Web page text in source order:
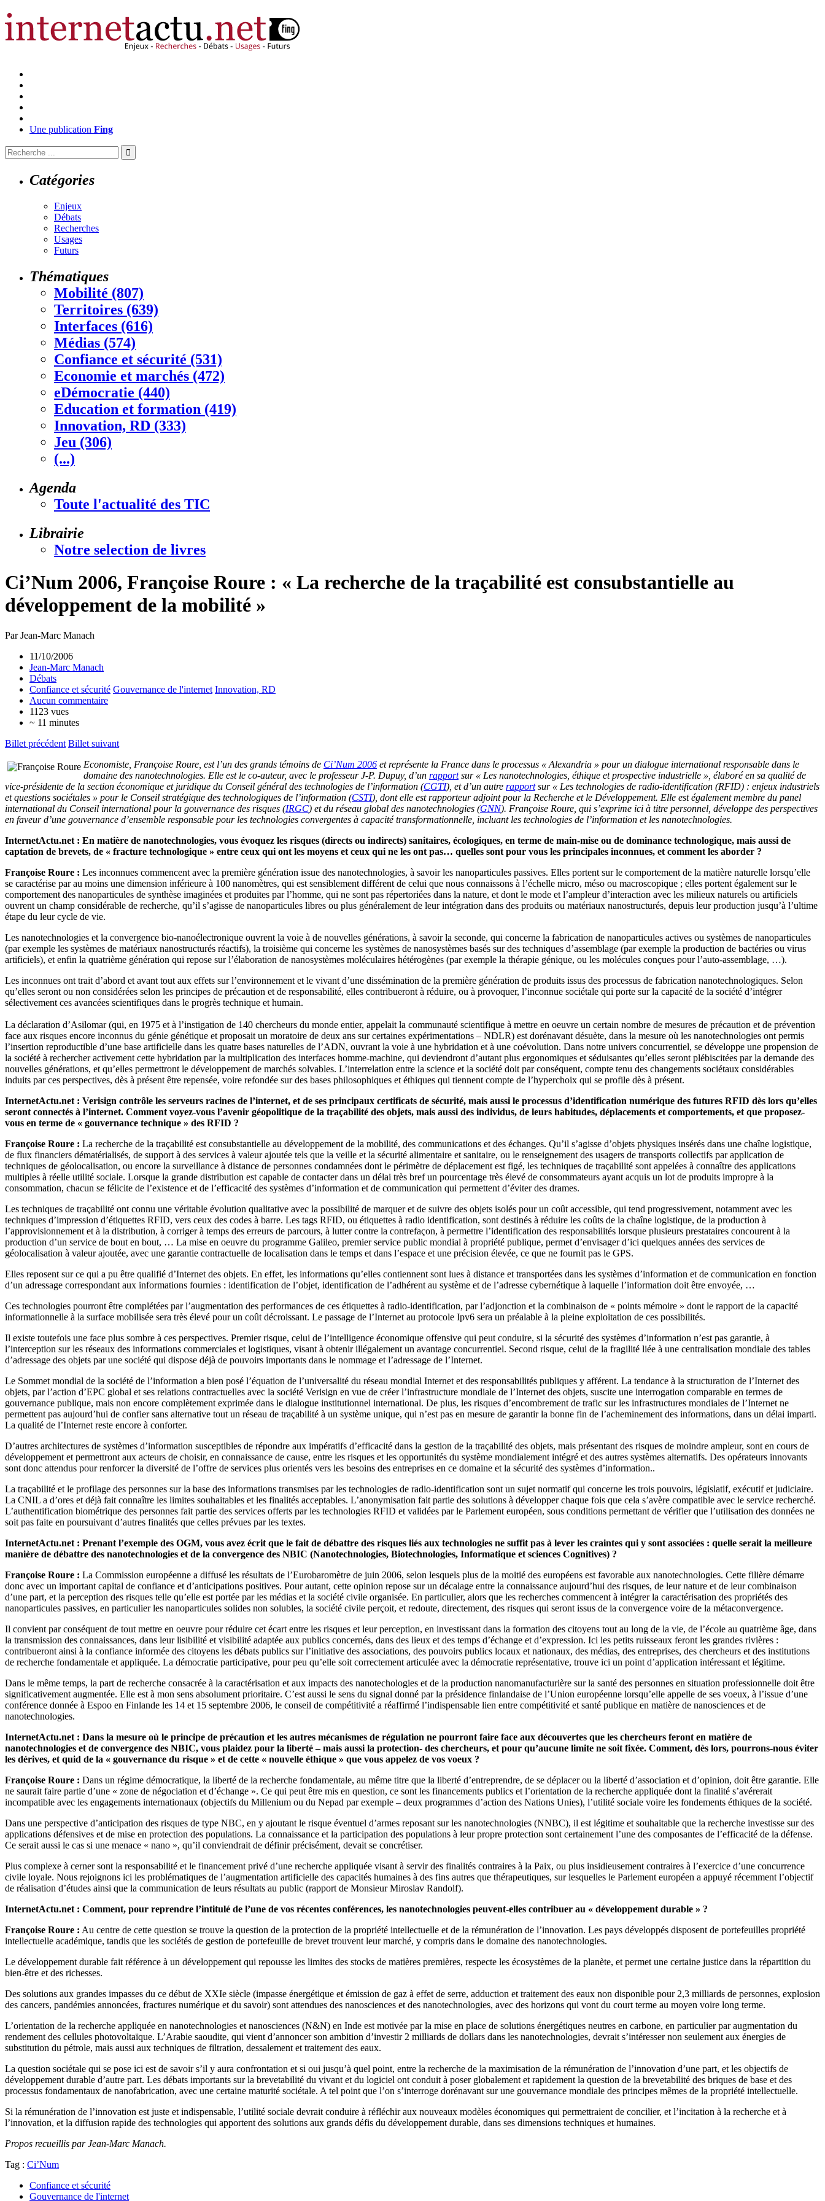
Une publication Fing
Catégories
Enjeux
Débats
Recherches
Usages
Futurs
Thématiques
Mobilité (807)
Territoires (639)
Interfaces (616)
Médias (574)
Confiance et sécurité (531)
Economie et marchés (472)
eDémocratie (440)
Education et formation (419)
Innovation, RD (333)
Jeu (306)
(...)
Agenda
Toute l'actualité des TIC
Librairie
Notre selection de livres
Ci’Num 2006, Françoise Roure : « La recherche de la traçabilité est consubstantielle au
développement de la mobilité »
Par Jean-Marc Manach
11/10/2006
Jean-Marc Manach
Débats
Confiance et sécurité Gouvernance de l'internet Innovation, RD
Aucun commentaire
1123 vues
~ 11 minutes
Billet précédent Billet suivant
Economiste, Françoise Roure, est l’un des grands témoins de Ci’Num 2006 et représente la France dans le processus « Alexandria » pour un dialogue international responsable dans le
domaine des nanotechnologies. Elle est le co-auteur, avec le professeur J-P. Dupuy, d’un rapportsur « Les nanotechnologies, éthique et prospective industrielle », élaboré en sa qualité de
vice-présidente de la section économique et juridique du Conseil général des technologies de l’information (CGTI), et d’un autre rapportsur « Les technologies de radio-identification (RFID) : enjeux industriels
et questions sociétales » pour le Conseil stratégique des technologiques de l’information (CSTI), dont elle est rapporteur adjoint pour la Recherche et le Développement. Elle est également membre du panel
international du Conseil international pour la gouvernance des risques (IRGC) et du réseau global des nanotechnologies (GNN). Françoise Roure, qui s’exprime ici à titre personnel, développe des perspectives
en faveur d’une gouvernance d’ensemble responsable pour les technologies convergentes à capacité transformationnelle, incluant les technologies de l’information et les nanotechnologies.
InternetActu.net : En matière de nanotechnologies, vous évoquez les risques (directs ou indirects) sanitaires, écologiques, en terme de main-mise ou de dominance technologique, mais aussi de
captation de brevets, de « fracture technologique » entre ceux qui ont les moyens et ceux qui ne les ont pas… quelles sont pour vous les principales inconnues, et comment les aborder ?
Françoise Roure : Les inconnues commencent avec la première génération issue des nanotechnologies, à savoir les nanoparticules passives. Elles portent sur le comportement de la matière naturelle lorsqu’elle
se caractérise par au moins une dimension inférieure à 100 nanomètres, qui est sensiblement différent de celui que nous connaissons à l’échelle micro, méso ou macroscopique ; elles portent également sur le
comportement des nanoparticules de synthèse imaginées et produites par l’homme, qui ne sont pas répertoriées dans la nature, et dont le mode et l’ampleur d’interaction avec les milieux naturels ou artificiels
ouvrent un champ considérable de recherche, qu’il s’agisse de nanoparticules libres ou plus généralement de leur intégration dans des produits ou matériaux nanostructurés, depuis leur production jusqu’à l’ultime
étape du leur cycle de vie.
Les nanotechnologies et la convergence bio-nanoélectronique ouvrent la voie à de nouvelles générations, à savoir la seconde, qui concerne la fabrication de nanoparticules actives ou systèmes de nanoparticules
(par exemple les systèmes de matériaux nanostructurés réactifs), la troisième qui concerne les systèmes de nanosystèmes basés sur des techniques d’assemblage (par exemple la production de bactéries ou virus
artificiels), et enfin la quatrième génération qui repose sur l’élaboration de nanosystèmes moléculaires hétérogènes (par exemple la thérapie génique, ou les molécules conçues pour l’auto-assemblage, …).
Les inconnues ont trait d’abord et avant tout aux effets sur l’environnement et le vivant d’une dissémination de la première génération de produits issus des processus de fabrication nanotechnologiques. Selon
qu’elles seront ou non considérées selon les principes de précaution et de responsabilité, elles contribueront à réduire, ou à provoquer, l’inconnue sociétale qui porte sur la capacité de la société d’intégrer
sélectivement ces avancées scientifiques dans le progrès technique et humain.
La déclaration d’Asilomar (qui, en 1975 et à l’instigation de 140 chercheurs du monde entier, appelait la communauté scientifique à mettre en oeuvre un certain nombre de mesures de précaution et de prévention
face aux risques encore inconnus du génie génétique et proposait un moratoire de deux ans sur certaines expérimentations – NDLR) est dorénavant désuète, dans la mesure où les nanotechnologies ont permis
l’insertion reproductible d’une base artificielle dans les quatre bases naturelles de l’ADN, ouvrant la voie à une hybridation et à une coévolution. Dans notre univers concurrentiel, se développe une propension de
la société à rechercher activement cette hybridation par la multiplication des interfaces homme-machine, qui deviendront d’autant plus ergonomiques et séduisantes qu’elles seront plébiscitées par la demande des
nouvelles générations, et qu’elles permettront le développement de marchés solvables. L’interrelation entre la science et la société doit par conséquent, compte tenu des changements sociétaux considérables
induits par ces perspectives, dès à présent être repensée, voire refondée sur des bases philosophiques et éthiques qui tiennent compte de l’hyperchoix qui se profile dès à présent.
InternetActu.net : Verisign contrôle les serveurs racines de l’internet, et de ses principaux certificats de sécurité, mais aussi le processus d’identification numérique des futures RFID dès lors qu’elles
seront connectés à l’internet. Comment voyez-vous l’avenir géopolitique de la traçabilité des objets, mais aussi des individus, de leurs habitudes, déplacements et comportements, et que proposez-
vous en terme de « gouvernance technique » des RFID ?
Françoise Roure : La recherche de la traçabilité est consubstantielle au développement de la mobilité, des communications et des échanges. Qu’il s’agisse d’objets physiques insérés dans une chaîne logistique,
de flux financiers dématérialisés, de support à des services à valeur ajoutée tels que la veille et la sécurité alimentaire et sanitaire, ou le renseignement des usagers de transports collectifs par application de
techniques de géolocalisation, ou encore la surveillance à distance de personnes condamnées dont le périmètre de déplacement est figé, les techniques de traçabilité sont appelées à connaître des applications
multiples à réelle utilité sociale. Lorsque la grande distribution est capable de contacter dans un délai très bref un pourcentage très élevé de consommateurs ayant acquis un lot de produits impropre à la
consommation, chacun se félicite de l’existence et de l’efficacité des systèmes d’information et de communication qui permettent d’éviter des drames.
Les techniques de traçabilité ont connu une véritable évolution qualitative avec la possibilité de marquer et de suivre des objets isolés pour un coût accessible, qui tend progressivement, notamment avec les
techniques d’impression d’étiquettes RFID, vers ceux des codes à barre. Les tags RFID, ou étiquettes à radio identification, sont destinés à réduire les coûts de la chaîne logistique, de la production à
l’approvisionnement et à la distribution, à corriger à temps des erreurs de parcours, à lutter contre la contrefaçon, à permettre l’identification des responsabilités lorsque plusieurs prestataires concourent à la
production d’un service de bout en bout, … La mise en oeuvre du programme Galileo, premier service public mondial à propriété publique, permet d’envisager d’ici quelques années des services de
géolocalisation à valeur ajoutée, avec une garantie contractuelle de localisation dans le temps et dans l’espace et une précision élevée, ce que ne fournit pas le GPS.
Elles reposent sur ce qui a pu être qualifié d’Internet des objets. En effet, les informations qu’elles contiennent sont lues à distance et transportées dans les systèmes d’information et de communication en fonction
d’un adressage correspondant aux informations fournies : identification de l’objet, identification de l’adhérent au système et de l’adresse cybernétique à laquelle l’information doit être envoyée, …
Ces technologies pourront être complétées par l’augmentation des performances de ces étiquettes à radio-identification, par l’adjonction et la combinaison de « points mémoire » dont le rapport de la capacité
informationnelle à la surface mobilisée sera très élevé pour un coût décroissant. Le passage de l’Internet au protocole Ipv6 sera un préalable à la pleine exploitation de ces possibilités.
Il existe toutefois une face plus sombre à ces perspectives. Premier risque, celui de l’intelligence économique offensive qui peut conduire, si la sécurité des systèmes d’information n’est pas garantie, à
l’interception sur les réseaux des informations commerciales et logistiques, visant à obtenir illégalement un avantage concurrentiel. Second risque, celui de la fragilité liée à une centralisation mondiale des tables
d’adressage des objets par une société qui dispose déjà de pouvoirs importants dans le nommage et l’adressage de l’Internet.
Le Sommet mondial de la société de l’information a bien posé l’équation de l’universalité du réseau mondial Internet et des responsabilités publiques y afférent. La tendance à la structuration de l’Internet des
objets, par l’action d’EPC global et ses relations contractuelles avec la société Verisign en vue de créer l’infrastructure mondiale de l’Internet des objets, suscite une interrogation comparable en termes de
gouvernance publique, mais non encore complètement exprimée dans le dialogue institutionnel international. De plus, les risques d’encombrement de trafic sur les infrastructures mondiales de l’Internet ne
permettent pas aujourd’hui de confier sans alternative tout un réseau de traçabilité à un système unique, qui n’est pas en mesure de garantir la bonne fin de l’acheminement des informations, dans un délai imparti.
La qualité de l’Internet reste encore à conforter.
D’autres architectures de systèmes d’information susceptibles de répondre aux impératifs d’efficacité dans la gestion de la traçabilité des objets, mais présentant des risques de moindre ampleur, sont en cours de
développement et permettront aux acteurs de choisir, en connaissance de cause, entre les risques et les opportunités du système mondialement intégré et des autres systèmes alternatifs. Des opérateurs innovants
sont donc attendus pour renforcer la diversité de l’offre de services plus orientés vers les besoins des entreprises en ce domaine et la sécurité des systèmes d’information..
La traçabilité et le profilage des personnes sur la base des informations transmises par les technologies de radio-identification sont un sujet normatif qui concerne les trois pouvoirs, législatif, exécutif et judiciaire.
La CNIL a d’ores et déjà fait connaître les limites souhaitables et les finalités acceptables. L’anonymisation fait partie des solutions à développer chaque fois que cela s’avère compatible avec le service recherché.
L’authentification biométrique des personnes fait partie des services offerts par les technologies RFID et validées par le Parlement européen, sous conditions permettant de vérifier que l’utilisation des données ne
soit pas faite en poursuivant d’autres finalités que celles prévues par les textes.
InternetActu.net : Prenant l’exemple des OGM, vous avez écrit que le fait de débattre des risques liés aux technologies ne suffit pas à lever les craintes qui y sont associées : quelle serait la meilleure
manière de débattre des nanotechnologies et de la convergence des NBIC (Nanotechnologies, Biotechnologies, Informatique et sciences Cognitives) ?
Françoise Roure : La Commission européenne a diffusé les résultats de l’Eurobaromètre de juin 2006, selon lesquels plus de la moitié des européens est favorable aux nanotechnologies. Cette filière démarre
donc avec un important capital de confiance et d’anticipations positives. Pour autant, cette opinion repose sur un décalage entre la connaissance aujourd’hui des risques, de leur nature et de leur combinaison
d’une part, et la perception des risques telle qu’elle est portée par les médias et la société civile organisée. En particulier, alors que les recherches commencent à intégrer la caractérisation des propriétés des
nanoparticules passives, en particulier les nanoparticules solides non solubles, la société civile perçoit, et redoute, directement, des risques qui seront issus de la convergence voire de la métaconvergence.
Il convient par conséquent de tout mettre en oeuvre pour réduire cet écart entre les risques et leur perception, en investissant dans la formation des citoyens tout au long de la vie, de l’école au quatrième âge, dans
la transmission des connaissances, dans leur lisibilité et visibilité adaptée aux publics concernés, dans des lieux et des temps d’échange et d’expression. Ici les petits ruisseaux feront les grandes rivières :
contribueront ainsi à la confiance informée des citoyens les débats publics sur l’initiative des associations, des pouvoirs publics locaux et nationaux, des médias, des entreprises, des chercheurs et des institutions
de recherche fondamentale et appliquée. La démocratie participative, pour peu qu’elle soit correctement articulée avec la démocratie représentative, trouve ici un point d’application intéressant et légitime.
Dans le même temps, la part de recherche consacrée à la caractérisation et aux impacts des nanotechologies et de la production nanomanufacturière sur la santé des personnes en situation professionnelle doit être
significativement augmentée. Elle est à mon sens absolument prioritaire. C’est aussi le sens du signal donné par la présidence finlandaise de l’Union européenne lorsqu’elle appelle de ses voeux, à l’issue d’une
conférence donnée à Espoo en Finlande les 14 et 15 septembre 2006, le conseil de compétitivité a réaffirmé l’indispensable lien entre compétitivité et santé publique en matière de nanosciences et de
nanotechnologies.
InternetActu.net : Dans la mesure où le principe de précaution et les autres mécanismes de régulation ne pourront faire face aux découvertes que les chercheurs feront en matière de
nanotechnologies et de convergence des NBIC, vous plaidez pour la liberté – mais aussi la protection- des chercheurs, et pour qu’aucune limite ne soit fixée. Comment, dès lors, pourrons-nous éviter
les dérives, et quid de la « gouvernance du risque » et de cette « nouvelle éthique » que vous appelez de vos voeux ?
Françoise Roure : Dans un régime démocratique, la liberté de la recherche fondamentale, au même titre que la liberté d’entreprendre, de se déplacer ou la liberté d’association et d’opinion, doit être garantie. Elle
ne saurait faire partie d’une « zone de négociation et d’échange ». Ce qui peut être mis en question, ce sont les financements publics et l’orientation de la recherche appliquée dont la finalité s’avérerait
incompatible avec les engagements internationaux (objectifs du Millenium ou du Nepad par exemple – deux programmes d’action des Nations Unies), l’utilité sociale voire les fondements éthiques de la société.
Dans une perspective d’anticipation des risques de type NBC, en y ajoutant le risque éventuel d’armes reposant sur les nanotechnologies (NNBC), il est légitime et souhaitable que la recherche investisse sur des
applications défensives et de mise en protection des populations. La connaissance et la participation des populations à leur propre protection sont certainement l’une des composantes de l’efficacité de la défense.
Ce serait aussi le cas si une menace « nano », qu’il conviendrait de définir précisément, devait se concrétiser.
Plus complexe à cerner sont la responsabilité et le financement privé d’une recherche appliquée visant à servir des finalités contraires à la Paix, ou plus insidieusement contraires à l’exercice d’une concurrence
civile loyale. Nous rejoignons ici les problématiques de l’augmentation artificielle des capacités humaines à des fins autres que thérapeutiques, sur lesquelles le Parlement européen a appuyé récemment l’objectif
de réalisation d’études ainsi que la communication de leurs résultats au public (rapport de Monsieur Miroslav Randolf).
InternetActu.net : Comment, pour reprendre l’intitulé de l’une de vos récentes conférences, les nanotechnologies peuvent-elles contribuer au « développement durable » ?
Françoise Roure : Au centre de cette question se trouve la question de la protection de la propriété intellectuelle et de la rémunération de l’innovation. Les pays développés disposent de portefeuilles propriété
intellectuelle académique, tandis que les sociétés de gestion de portefeuille de brevet trouvent leur marché, y compris dans le domaine des nanotechnologies.
Le développement durable fait référence à un développement qui repousse les limites des stocks de matières premières, respecte les écosystèmes de la planète, et permet une certaine justice dans la répartition du
bien-être et des richesses.
Des solutions aux grandes impasses du ce début de XXIe siècle (impasse énergétique et émission de gaz à effet de serre, adduction et traitement des eaux non disponible pour 2,3 milliards de personnes, explosion
des cancers, pandémies annoncées, fractures numérique et du savoir) sont attendues des nanosciences et des nanotechnologies, avec des horizons qui vont du court terme au moyen voire long terme.
L’orientation de la recherche appliquée en nanotechnologies et nanosciences (N&N) en Inde est motivée par la mise en place de solutions énergétiques neutres en carbone, en particulier par augmentation du
rendement des cellules photovoltaïque. L’Arabie saoudite, qui vient d’annoncer son ambition d’investir 2 milliards de dollars dans les nanotechnologies, devrait s’intéresser non seulement aux énergies de
substitution du pétrole, mais aussi aux techniques de filtration, dessalement et traitement des eaux.
La question sociétale qui se pose ici est de savoir s’il y aura confrontation et si oui jusqu’à quel point, entre la recherche de la maximisation de la rémunération de l’innovation d’une part, et les objectifs de
développement durable d’autre part. Les débats importants sur la brevetabilité du vivant et du logiciel ont conduit à poser globalement et rapidement la question de la brevetabilité des briques de base et des
processus fondamentaux de nanofabrication, avec une certaine maturité sociétale. A tel point que l’on s’interroge dorénavant sur une gouvernance mondiale des principes mêmes de la propriété intellectuelle.
Si la rémunération de l’innovation est juste et indispensable, l’utilité sociale devrait conduire à réfléchir aux nouveaux modèles économiques qui permettraient de concilier, et l’incitation à la recherche et à
l’innovation, et la diffusion rapide des technologies qui apportent des solutions aux grands défis du développement durable, dans ses dimensions techniques et humaines.
Propos recueillis par Jean-Marc Manach.
Tag : Ci’Num
Confiance et sécurité
Gouvernance de l'internet